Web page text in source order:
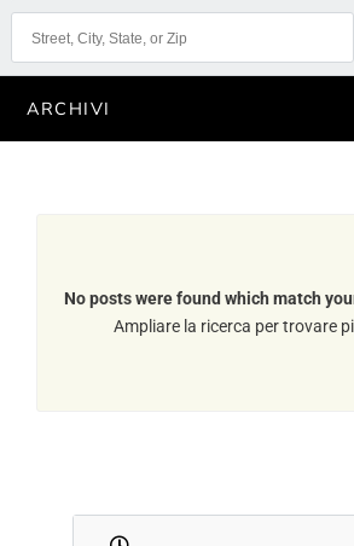
ARCHIVI
No posts were found which match
Ampliare la ricerca per trovare